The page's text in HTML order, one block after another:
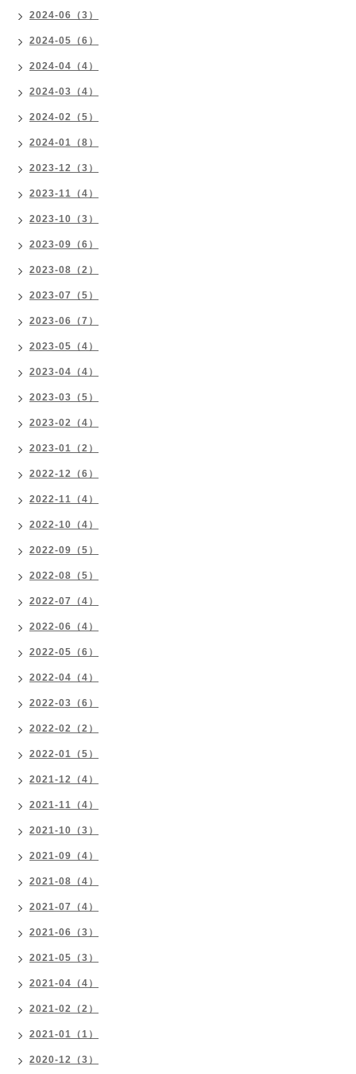
2024-06（3）
2024-05（6）
2024-04（4）
2024-03（4）
2024-02（5）
2024-01（8）
2023-12（3）
2023-11（4）
2023-10（3）
2023-09（6）
2023-08（2）
2023-07（5）
2023-06（7）
2023-05（4）
2023-04（4）
2023-03（5）
2023-02（4）
2023-01（2）
2022-12（6）
2022-11（4）
2022-10（4）
2022-09（5）
2022-08（5）
2022-07（4）
2022-06（4）
2022-05（6）
2022-04（4）
2022-03（6）
2022-02（2）
2022-01（5）
2021-12（4）
2021-11（4）
2021-10（3）
2021-09（4）
2021-08（4）
2021-07（4）
2021-06（3）
2021-05（3）
2021-04（4）
2021-02（2）
2021-01（1）
2020-12（3）